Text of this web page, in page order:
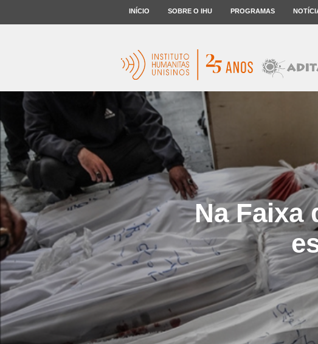
INÍCIO SOBRE O IHU PROGRAMAS
Na Faixa